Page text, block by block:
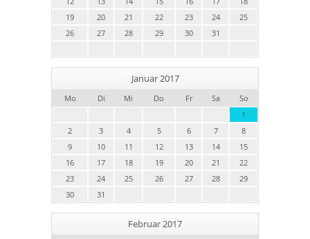
19
20 21 22 23 24
25
26
27 28 29 30 31
Januar 2017
Mo Di Mi Do Fr Sa
So
1
2
3 4 5 6 7
8
9
10 11 12 13 14
15
16
17 18 19 20 21
22
23
24 25 26 27 28
29
30
31
Februar 2017